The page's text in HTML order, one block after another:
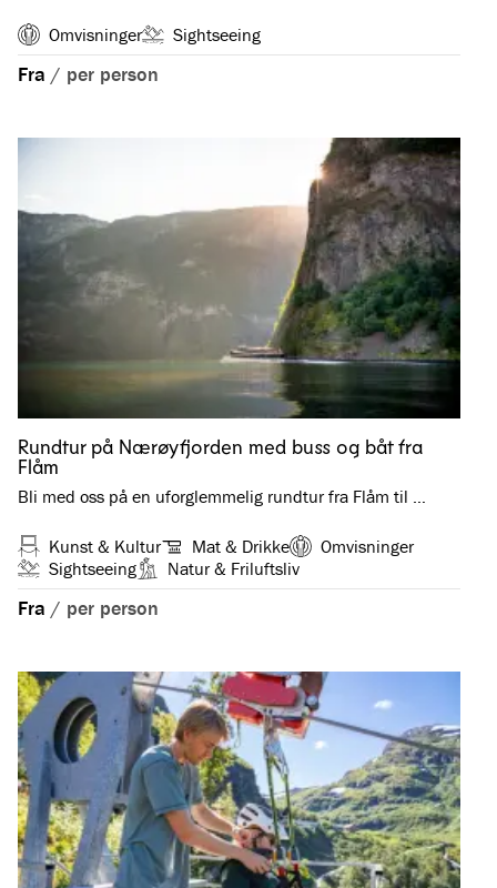
Omvisninger Sightseeing
Fra / per person
Rundtur på Nærøyfjorden med buss og båt fra
Flåm
Bli med oss på en uforglemmelig rundtur fra Flåm til …
Kunst & Kultur Mat & Drikke
Omvisninger
Sightseeing
Natur & Friluftsliv
Fra / per person